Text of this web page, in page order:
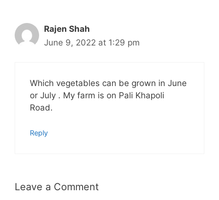
Rajen Shah
June 9, 2022 at 1:29 pm
Which vegetables can be grown in June
or July . My farm is on Pali Khapoli
Road.
Reply
Leave a Comment